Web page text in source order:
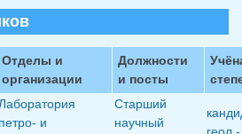
Отделы и
организации
Должности
и посты
петро- и
Старший
научный